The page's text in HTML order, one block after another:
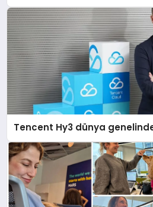
Tencent Hy3 dünya